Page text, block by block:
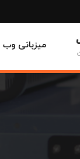
میزبانی وب